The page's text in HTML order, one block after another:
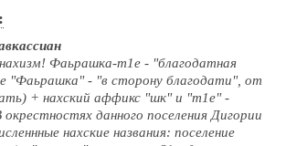
Фаьрашка-т1е - "благодатная
"Фаьрашка" - "в сторону благодати", от
+ нахский аффикс "шк" и "т1е" -
данного поселения Дигории
нахские названия: поселение